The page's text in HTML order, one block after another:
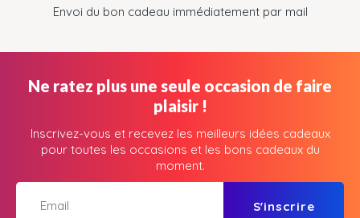
Envoi du bon cadeau immédiatement par mail
Ne ratez plus une seule occasion de faire
plaisir !
Inscrivez-vous et recevez les meilleurs idées cadeaux
pour toutes les occasions et les bons cadeaux du
moment.
S'inscrire